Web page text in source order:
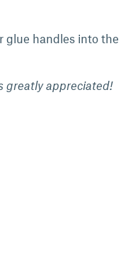
glue handles into the
greatly appreciated!